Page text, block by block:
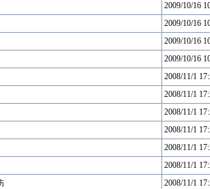
2009/10/16
2009/10/16
2009/10/16
2009/10/16
2008/11/1
2008/11/1
2008/11/1
2008/11/1
2008/11/1
2008/11/1
2008/11/1